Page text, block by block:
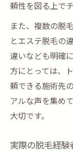
説
脱毛経
策
アトピ
体験
VIO脱毛の
VIO脱
策
頼性を図る上で
また、複数の脱
とエステ脱毛の
違いなども明確
方にとっては、
頼できる施術先
アルな声を集め
大切です。
実際の脱毛経験